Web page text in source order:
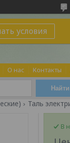
условия
О нас Контакты
Найти
Таль
В